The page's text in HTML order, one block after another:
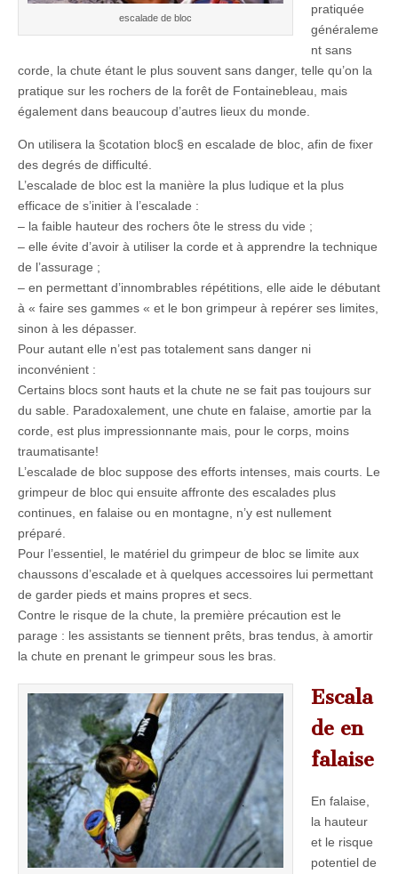
escalade de bloc
pratiquée
généraleme
nt sans
corde, la chute étant le plus souvent sans danger, telle qu’on la
pratique sur les rochers de la forêt de Fontainebleau, mais
également dans beaucoup d’autres lieux du monde.
On utilisera la §cotation bloc§ en escalade de bloc, afin de fixer
des degrés de difficulté.
L’escalade de bloc est la manière la plus ludique et la plus
efficace de s’initier à l’escalade :
– la faible hauteur des rochers ôte le stress du vide ;
– elle évite d’avoir à utiliser la corde et à apprendre la technique
de l’assurage ;
– en permettant d’innombrables répétitions, elle aide le débutant
à « faire ses gammes « et le bon grimpeur à repérer ses limites,
sinon à les dépasser.
Pour autant elle n’est pas totalement sans danger ni
inconvénient :
Certains blocs sont hauts et la chute ne se fait pas toujours sur
du sable. Paradoxalement, une chute en falaise, amortie par la
corde, est plus impressionnante mais, pour le corps, moins
traumatisante!
L’escalade de bloc suppose des efforts intenses, mais courts. Le
grimpeur de bloc qui ensuite affronte des escalades plus
continues, en falaise ou en montagne, n’y est nullement
préparé.
Pour l’essentiel, le matériel du grimpeur de bloc se limite aux
chaussons d’escalade et à quelques accessoires lui permettant
de garder pieds et mains propres et secs.
Contre le risque de la chute, la première précaution est le
parage : les assistants se tiennent prêts, bras tendus, à amortir
la chute en prenant le grimpeur sous les bras.
Escala
de en
falaise
En falaise,
la hauteur
et le risque
potentiel de